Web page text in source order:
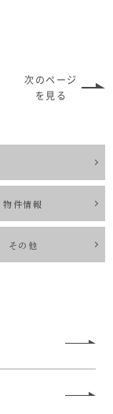
次のページ
を見る
物件情報
その他